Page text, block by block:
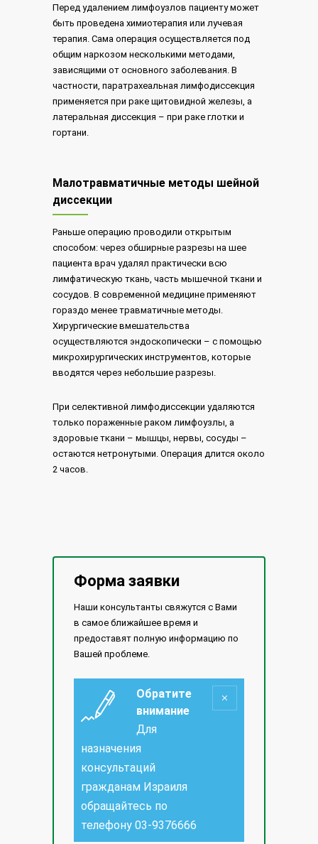
Перед удалением лимфоузлов пациенту может
быть проведена химиотерапия или лучевая
терапия. Сама операция осуществляется под
общим наркозом несколькими методами,
зависящими от основного заболевания. В
частности, паратрахеальная лимфодиссекция
применяется при раке щитовидной железы, а
латеральная диссекция – при раке глотки и
гортани.
Малотравматичные методы шейной
диссекции
Раньше операцию проводили открытым
способом: через обширные разрезы на шее
пациента врач удалял практически всю
лимфатическую ткань, часть мышечной ткани и
сосудов. В современной медицине применяют
гораздо менее травматичные методы.
Хирургические вмешательства
осуществляются эндоскопически – с помощью
микрохирургических инструментов, которые
вводятся через небольшие разрезы.
При селективной лимфодиссекции удаляются
только пораженные раком лимфоузлы, а
здоровые ткани – мышцы, нервы, сосуды –
остаются нетронутыми. Операция длится около
2 часов.
Форма заявки
Наши консультанты свяжутся с Вами
в самое ближайшее время и
предоставят полную информацию по
Вашей проблеме.
Обратите
внимание
Для
назначения
консультаций
гражданам Израиля
обращайтесь по
телефону 03-9376666